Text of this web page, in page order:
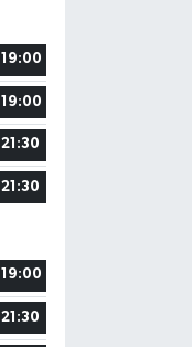
19:00
19:00
21:30
21:30
19:00
21:30